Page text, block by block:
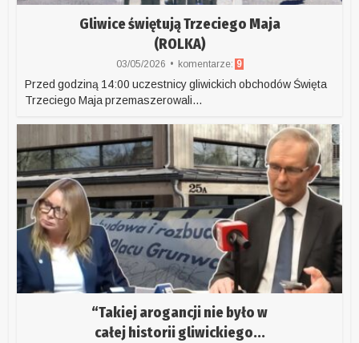
Gliwice świętują Trzeciego Maja
(ROLKA)
03/05/2026 komentarze: 9
Przed godziną 14:00 uczestnicy gliwickich obchodów Święta
Trzeciego Maja przemaszerowali...
“Takiej arogancji nie było w
całej historii gliwickiego...